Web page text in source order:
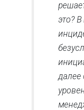
это?
далее